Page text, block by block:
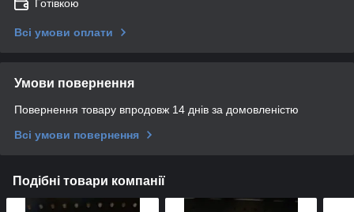
Готівкою
Всі умови оплати
Умови повернення
Повернення товару впродовж 14 днів за домовленістю
Всі умови повернення
Подібні товари компанії